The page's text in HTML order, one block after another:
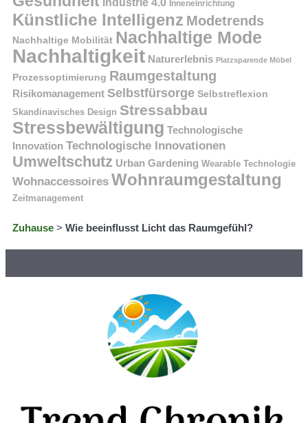
Industrie 4.0 Inneneinrichtung
Künstliche Intelligenz Modetrends
Nachhaltige Mobilität Nachhaltige Mode
Nachhaltigkeit Naturerlebnis Platzsparende Möbel
Prozessoptimierung Raumgestaltung
Risikomanagement Selbstfürsorge Selbstreflexion
Skandinavisches Design Stressabbau
Stressbewältigung Technologische
Innovation Technologische Innovationen
Umweltschutz Urban Gardening Wearable Technologie
Wohnaccessoires Wohnraumgestaltung
Zeitmanagement
Zuhause > Wie beeinflusst Licht das Raumgefühl?